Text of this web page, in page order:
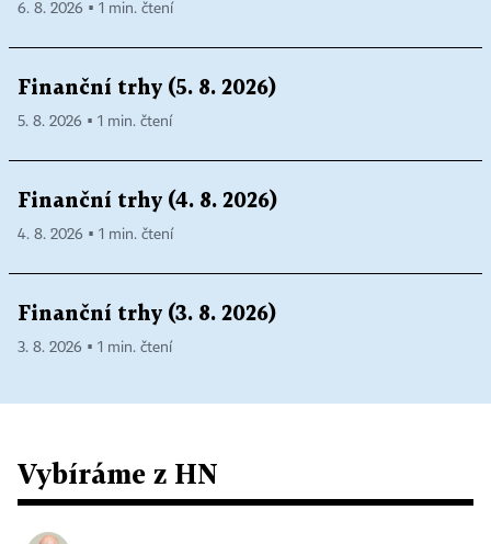
6. 8. 2026 ▪ 1 min. čtení
Finanční trhy (5. 8. 2026)
5. 8. 2026 ▪ 1 min. čtení
Finanční trhy (4. 8. 2026)
4. 8. 2026 ▪ 1 min. čtení
Finanční trhy (3. 8. 2026)
3. 8. 2026 ▪ 1 min. čtení
Vybíráme z HN